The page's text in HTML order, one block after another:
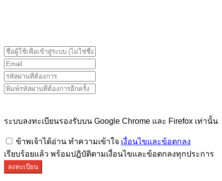
ระบบลงทะเบียนรองรับบน Google Chrome และ Firefox เท่านั้น
ข้าพเจ้าได้อ่าน ทำความเข้าใจ เงื่อนไขและข้อตกลง
เรียบร้อยแล้ว พร้อมปฎิบัติตามเงื่อนไขและข้อตกลงทุกประการ
ลงทะเบียน